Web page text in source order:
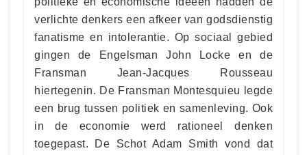
verlichte denkers een afkeer van godsdienstig
fanatisme en intolerantie. Op sociaal gebied
gingen de Engelsman John Locke en de
Fransman Jean-Jacques Rousseau
hiertegenin. De Fransman Montesquieu legde
een brug tussen politiek en samenleving. Ook
in de economie werd rationeel denken
toegepast. De Schot Adam Smith vond dat